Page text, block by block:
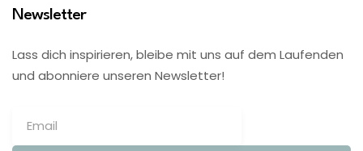
Newsletter
Lass dich inspirieren, bleibe mit uns auf dem Laufenden
und abonniere unseren Newsletter!